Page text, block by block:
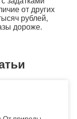
от других
рублей,
дороже.